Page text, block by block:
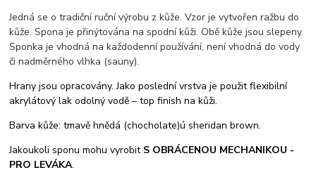
Jedná se o tradiční ruční výrobu z kůže. Vzor je vytvořen ražbu do
kůže. Spona je přinýtována na spodní kůži. Obě kůže jsou slepeny.
Sponka je vhodná na každodenní používání, není vhodná do vody
či nadměrného vlhka (sauny).
Hrany jsou opracovány. Jako poslední vrstva je použit flexibilní
akrylátový lak odolný vodě – top finish na kůži.
Barva kůže: tmavě hnědá (chocholate)ú sheridan brown.
Jakoukoli sponu mohu vyrobit S OBRÁCENOU MECHANIKOU -
PRO LEVÁKA.